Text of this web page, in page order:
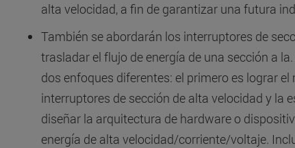
alta velocidad, a fin de garantizar una futura
También se abordarán los interruptores de
trasladar el flujo de energía de una sección a
dos enfoques diferentes: el primero es lograr
interruptores de sección de alta velocidad y la
diseñar la arquitectura de hardware o
energía de alta velocidad/corriente/voltaje.